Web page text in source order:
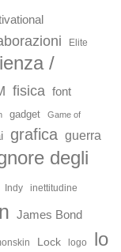
Elite
/
fisica font
gadget Game of
grafica guerra
degli
Indy inettitudine
James Bond
Lock logo
lo